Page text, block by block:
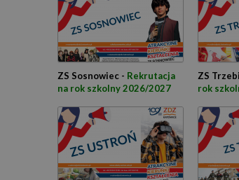
ZS Sosnowiec - Rekrutacja
na rok szkolny 2026/2027
ZS
rok